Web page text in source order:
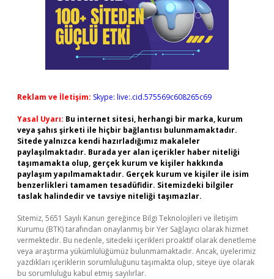
Reklam ve İletişim: Skype: live:.cid.575569c608265c69
Yasal Uyarı: Bu internet sitesi, herhangi bir marka, kurum
veya şahıs şirketi ile hiçbir bağlantısı bulunmamaktadır.
Sitede yalnızca kendi hazırladığımız makaleler
paylaşılmaktadır. Burada yer alan içerikler haber niteliği
taşımamakta olup, gerçek kurum ve kişiler hakkında
paylaşım yapılmamaktadır. Gerçek kurum ve kişiler ile isim
benzerlikleri tamamen tesadüfidir. Sitemizdeki bilgiler
taslak halindedir ve tavsiye niteliği taşımazlar.
Sitemiz, 5651 Sayılı Kanun gereğince Bilgi Teknolojileri ve İletişim
Kurumu (BTK) tarafından onaylanmış bir Yer Sağlayıcı olarak hizmet
vermektedir. Bu nedenle, sitedeki içerikleri proaktif olarak denetleme
veya araştırma yükümlülüğümüz bulunmamaktadır. Ancak, üyelerimiz
yazdıkları içeriklerin sorumluluğunu taşımakta olup, siteye üye olarak
bu sorumluluğu kabul etmiş sayılırlar.